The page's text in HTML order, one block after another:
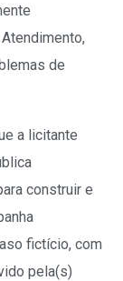
de
a licitante
construir e
fictício, com
pela(s)